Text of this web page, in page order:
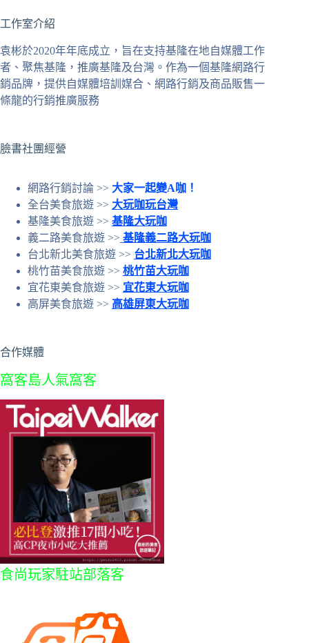
到
合
條
件
的
果
工作室介紹
袁彬於2020年年底成立，旨在支持基隆在地自媒體工作
者、聚焦基隆，推廣基隆及台灣。作為一個基隆網路行
銷品牌，提供自媒體培訓媒合、網路行銷及商品販售一
條龍的行銷推廣服務
臉書社團經營
網路行銷討論 >> 大家一起變A咖！
全台美食旅遊 >> 大玩咖玩台灣
基隆美食旅遊 >> 基隆大玩咖
義二路美食旅遊 >> 基隆義二路大玩咖
台北新北美食旅遊 >> 台北新北大玩咖
桃竹苗美食旅遊 >> 桃竹苗大玩咖
宜花東美食旅遊 >> 宜花東大玩咖
高屏美食旅遊 >> 高雄屏東大玩咖
合作媒體
窩客島人氣窩客
食尚玩家駐站部落客